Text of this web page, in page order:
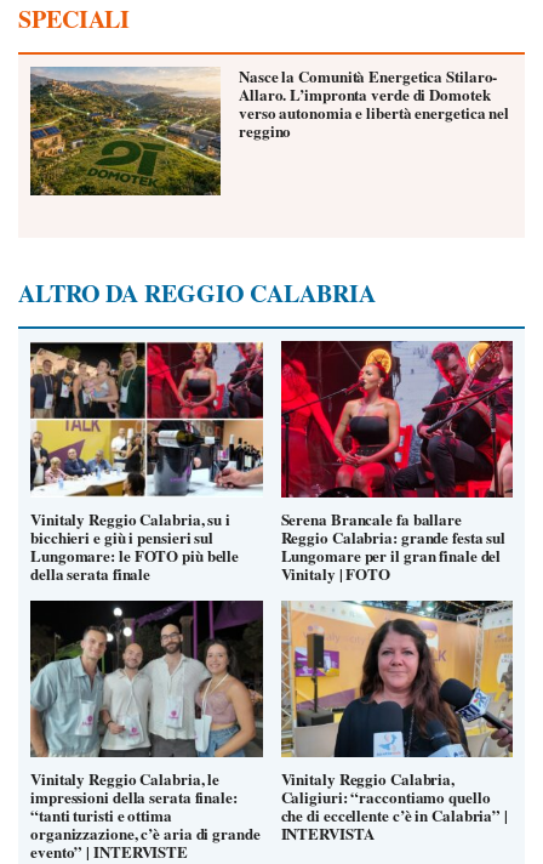
SPECIALI
Nasce la Comunità Energetica Stilaro-
Allaro. L’impronta verde di Domotek
verso autonomia e libertà energetica nel
reggino
ALTRO DA REGGIO CALABRIA
Vinitaly Reggio Calabria, su i
bicchieri e giù i pensieri sul
Lungomare: le FOTO più belle
della serata finale
Serena Brancale fa ballare
Reggio Calabria: grande festa sul
Lungomare per il gran finale del
Vinitaly | FOTO
Vinitaly Reggio Calabria, le
impressioni della serata finale:
“tanti turisti e ottima
organizzazione, c’è aria di grande
evento” | INTERVISTE
Vinitaly Reggio Calabria,
Caligiuri: “raccontiamo quello
che di eccellente c’è in Calabria” |
INTERVISTA